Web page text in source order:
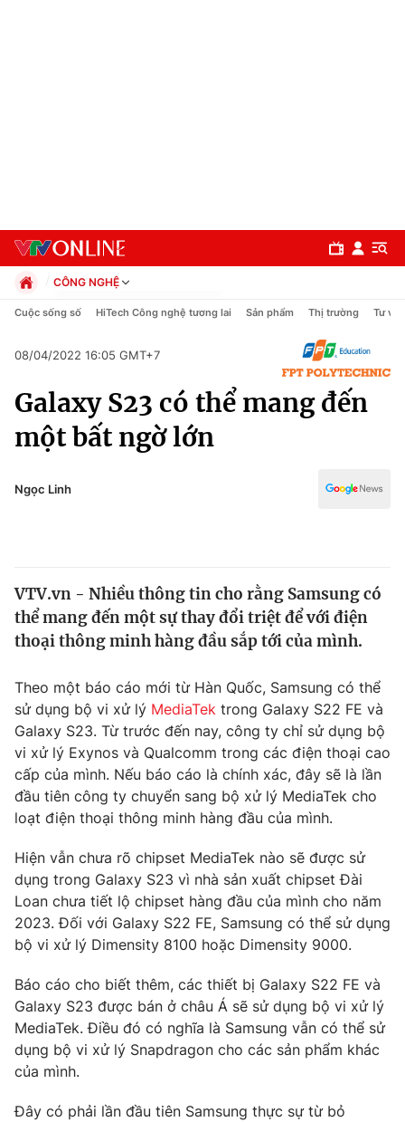
Chính trị
Thế giới
Thế giới đó đây
Câu chuyện quốc tế
Tài chính
Thị trường
Góc doanh nghiệp
Dữ liệu và đời sống
Truyền hình
Phim VTV
Hậu trường
Nhân vật
Khán giả
Giải trí
Điện ảnh
Âm nhạc
Sao
Đời sống
Du lịch
Làm đẹp
Chất lượng cuộc sống
Giáo dục
Tuyển sinh
Học trực tuyến
Công nghệ
Hitech Công nghệ tương lai
Sản phẩm
Giao lưu trực tuyến
CÔNG NGHỆ
Chính trị
Pháp luật
Thể thao
Truyền hình
Văn hóa - Giải trí
Đời sống
Cuộc sống số HiTech Công nghệ tương lai Sản phẩm Thị trường Tư vấn
08/04/2022 16:05 GMT+7
Galaxy S23 có thể mang đến
một bất ngờ lớn
Ngọc Linh
VTV.vn - Nhiều thông tin cho rằng Samsung có
thể mang đến một sự thay đổi triệt để với điện
thoại thông minh hàng đầu sắp tới của mình.
Theo một báo cáo mới từ Hàn Quốc, Samsung có thể
sử dụng bộ vi xử lý MediaTek trong Galaxy S22 FE và
Galaxy S23. Từ trước đến nay, công ty chỉ sử dụng bộ
vi xử lý Exynos và Qualcomm trong các điện thoại cao
cấp của mình. Nếu báo cáo là chính xác, đây sẽ là lần
đầu tiên công ty chuyển sang bộ xử lý MediaTek cho
loạt điện thoại thông minh hàng đầu của mình.
Hiện vẫn chưa rõ chipset MediaTek nào sẽ được sử
dụng trong Galaxy S23 vì nhà sản xuất chipset Đài
Loan chưa tiết lộ chipset hàng đầu của mình cho năm
2023. Đối với Galaxy S22 FE, Samsung có thể sử dụng
bộ vi xử lý Dimensity 8100 hoặc Dimensity 9000.
Báo cáo cho biết thêm, các thiết bị Galaxy S22 FE và
Galaxy S23 được bán ở châu Á sẽ sử dụng bộ vi xử lý
MediaTek. Điều đó có nghĩa là Samsung vẫn có thể sử
dụng bộ vi xử lý Snapdragon cho các sản phẩm khác
của mình.
Đây có phải lần đầu tiên Samsung thực sự từ bỏ